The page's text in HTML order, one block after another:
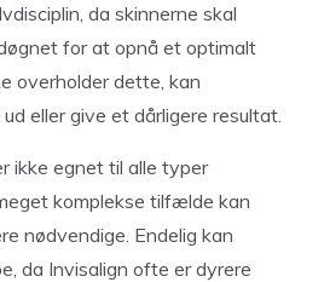
da skinnerne skal
for at opnå et optimalt
overholder dette, kan
eller give et dårligere resultat.
ikke egnet til alle typer
komplekse tilfælde kan
nødvendige. Endelig kan
da Invisalign ofte er dyrere